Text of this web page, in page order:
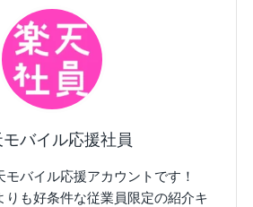
バイル応援社員
バイル応援アカウントです！
りも好条件な従業員限定の紹介キ